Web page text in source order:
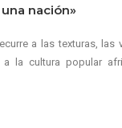
nación»
a las texturas, las
la cultura popular